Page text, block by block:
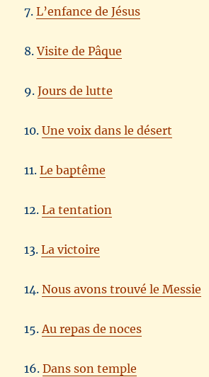
7.L’enfance de Jésus
8.Visite de Pâque
9.Jours de lutte
10.Une voix dans le désert
11.Le baptême
12.La tentation
13.La victoire
14.Nous avons trouvé le Messie
15. Au repas de noces
16.Dans son temple